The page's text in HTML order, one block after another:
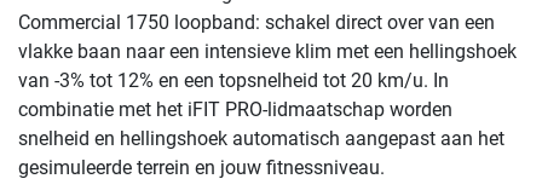
Commercial 1750 loopband: schakel direct over van een
vlakke baan naar een intensieve klim met een hellingshoek
van -3% tot 12% en een topsnelheid tot 20 km/u. In
combinatie met het iFIT PRO-lidmaatschap worden
snelheid en hellingshoek automatisch aangepast aan het
gesimuleerde terrein en jouw fitnessniveau.